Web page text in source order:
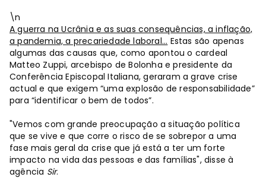
\n
A guerra na Ucrânia e as suas consequências, a inflação,
a pandemia, a precariedade laboral... Estas são apenas
algumas das causas que, como apontou o cardeal
Matteo Zuppi, arcebispo de Bolonha e presidente da
Conferência Episcopal Italiana, geraram a grave crise
actual e que exigem “uma explosão de responsabilidade”
para “identificar o bem de todos”.
"Vemos com grande preocupação a situação política
que se vive e que corre o risco de se sobrepor a uma
fase mais geral da crise que já está a ter um forte
impacto na vida das pessoas e das famílias", disse à
agência Sir.